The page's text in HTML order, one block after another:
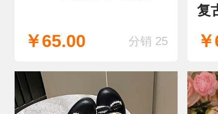
￥65.00 分销 25
复